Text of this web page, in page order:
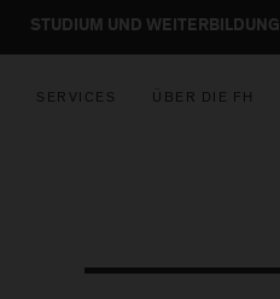
STUDIUM UND WEITERBILDUNG
SERVICES ÜBER DIE FH